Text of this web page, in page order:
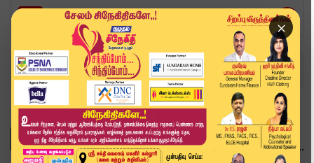
×
Home Topics